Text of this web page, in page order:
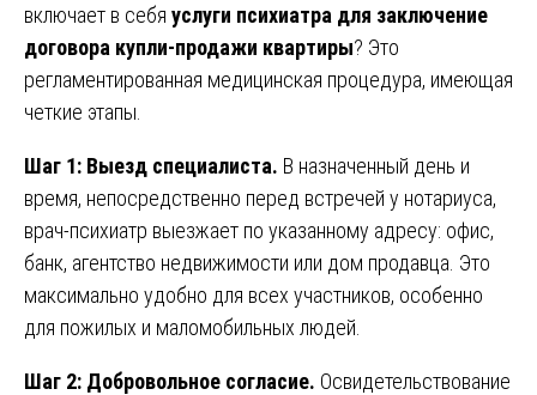
включает в себя услуги психиатра для заключение
договора купли-продажи квартиры? Это
регламентированная медицинская процедура, имеющая
четкие этапы.
Шаг 1: Выезд специалиста. В назначенный день и
время, непосредственно перед встречей у нотариуса,
врач-психиатр выезжает по указанному адресу: офис,
банк, агентство недвижимости или дом продавца. Это
максимально удобно для всех участников, особенно
для пожилых и маломобильных людей.
Шаг 2: Добровольное согласие. Освидетельствование